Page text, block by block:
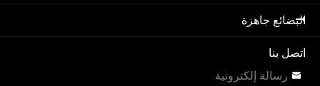
البضائع جاهزة
اتصل بنا
 رسالة إلكترونية